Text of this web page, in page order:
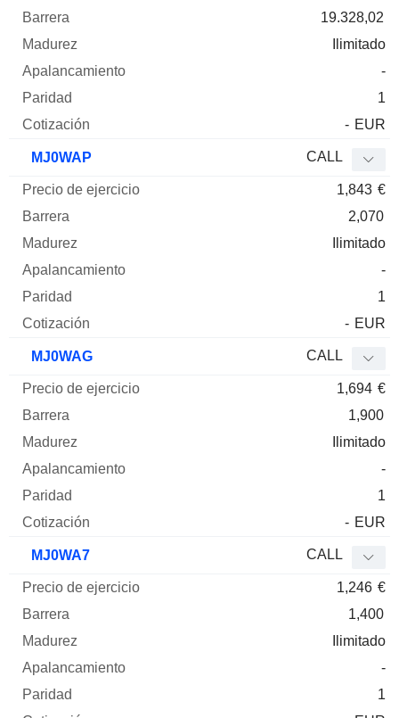
19.328,02
Ilimitado
-
1
- EUR
MJ0WAP CALL
1,843 €
2,070
Ilimitado
-
1
- EUR
MJ0WAG CALL
1,694 €
1,900
Ilimitado
-
1
- EUR
MJ0WA7 CALL
1,246 €
1,400
Ilimitado
-
1